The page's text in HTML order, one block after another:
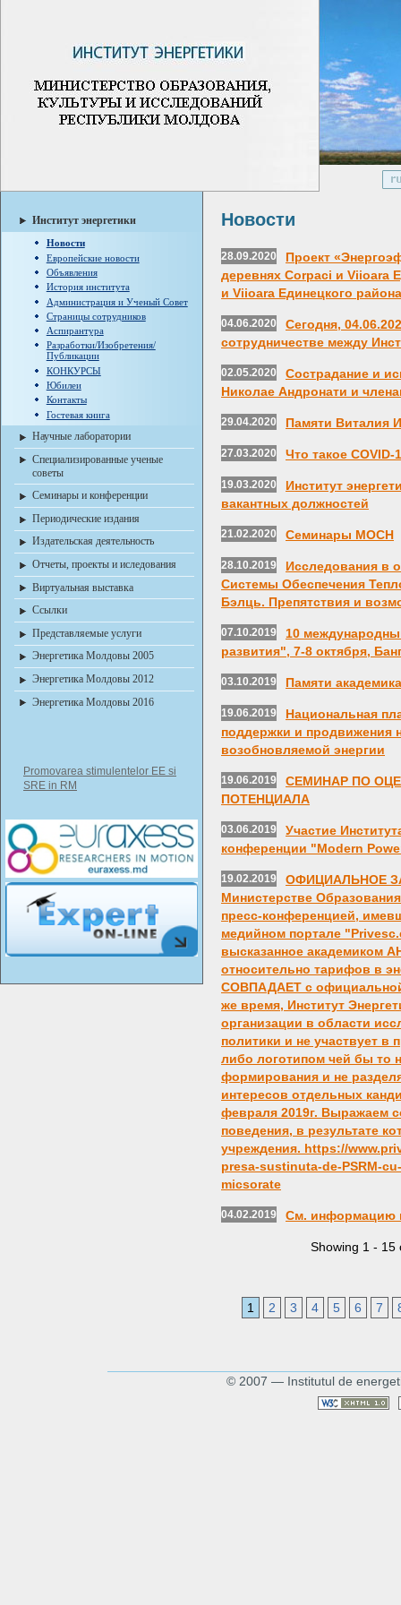
Институт энергетики
Новости
Европейские новости
Объявления
История института
Администрация и Ученый Совет
Страницы сотрудников
Аспирантура
Разработки/Изобретения/
Публикации
КОНКУРСЫ
Юбилеи
Контакты
Гостевая книга
Научные лаборатории
Специализированные ученые
советы
Семинары и конференции
Периодические издания
Издательская деятельность
Отчеты, проекты и иследования
Виртуальная выставка
Ссылки
Представляемые услуги
Энергетика Молдовы 2005
Энергетика Молдовы 2012
Энергетика Молдовы 2016
Promovarea stimulentelor EE si
SRE in RM
Новости
28.09.2020
Проект
деревнях Corpaci и Viioara
и Viioara Единецкого
04.06.2020
Сегодня,
сотрудничестве между
02.05.2020
Сострадание и
Николае Андронати и
29.04.2020 Памяти Виталия
27.03.2020 Что такое COVID-
19.03.2020
Институт
вакантных должностей
21.02.2020 Семинары МОСН
28.10.2019
Исследования в
Системы Обеспечения
Бэлць. Препятствия и
07.10.2019
10
развития", 7-8 октября,
03.10.2019 Памяти
19.06.2019
Национальная
поддержки и продвижения
возобновляемой энергии
19.06.2019
СЕМИНАР ПО
ПОТЕНЦИАЛА
03.06.2019
Участие
конференции "Modern
19.02.2019
ОФИЦИАЛЬНОЕ
Министерстве
пресс-конференцией,
медийном портале
высказанное академиком
относительно тарифов в
СОВПАДАЕТ с официальной
же время, Институт
организации в области
политики и не участвует
либо логотипом чей бы то
формирования и не
интересов отдельных
февраля 2019г. Выражаем
поведения, в результате
учреждения. https://
presa-sustinuta-de-PSRM-
micsorate
04.02.2019 См. информацию
Showing 1 - 15
1 2 3 4 5 6 7
© 2007 — Institutul de